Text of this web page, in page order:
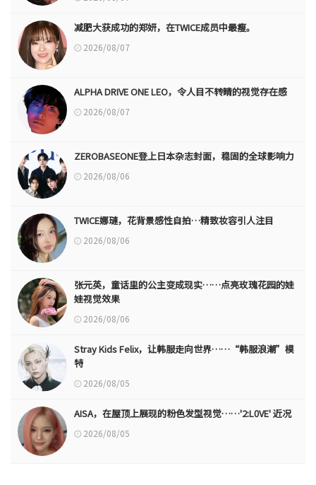
减肥大获成功的郑妍，在TWICE成员中最瘦。
2026/08/07
ALPHA DRIVE ONE LEO，令人目不转睛的视觉存在感
2026/08/07
ZEROBASEONE登上日本杂志封面，稳固的全球影响力
2026/08/06
TWICE娜璉，花背景感性自拍…精致妆容引人注目
2026/08/06
张元英，童话里的公主变成现实……点亮玫瑰花园的娃
娃视觉效果
2026/08/06
Stray Kids Felix，让韩服走向世界……“韩服浪潮”模
特
2026/08/05
AISA，在屋顶上展现的粉色发型视觉……'2:L0VE' 近况
2026/08/05